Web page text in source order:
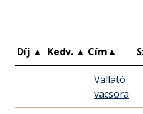
Díj ▲ Kedv. ▲ Cím▲
Vallató
vacsora